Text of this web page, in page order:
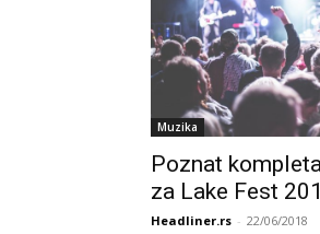
Muzika
Poznat
za Lake Fest
Headliner.rs - 22/06/2018